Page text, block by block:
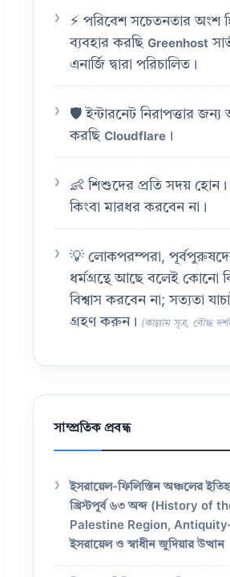
⚡ পরিবেশ সচেতনতার অংশ
ব্যবহার করছিGreenhost
এনার্জি দ্বারা পরিচালিত।
🛡️ ইন্টারনেট নিরাপত্তার
করছিCloudflare ।
👶 শিশুদের প্রতি সদয় হোন।
কিংবা মারধর করবেন না।
💡 লোকপরম্পরা, পূর্বপুরুষদের
ধর্মগ্রন্থে আছে বলেই কোনো
বিশ্বাস করবেন না; সত্যতা
গ্রহণ করুন। (কাল্লাম সূত্র, বৌদ্ধ
সাম্প্রতিক প্রবন্ধ
ইসরায়েল-ফিলিস্তিন অঞ্চলের
খ্রিস্টপূর্ব ৬৩ অব্দ (History of
Palestine Region,
ইসরায়েল ও স্বাধীন জুদিয়ার উত্থান